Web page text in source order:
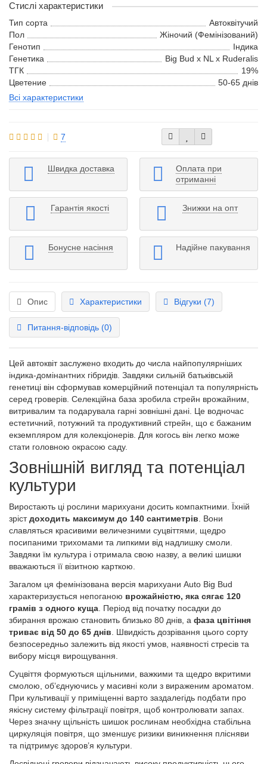
Стислі характеристики
Тип сорта
Автоквітучий
Пол
Жіночий (Фемінізований)
Генотип
Індика
Генетика
Big Bud x NL x Ruderalis
ТГК
19%
Цветение
50-65 днів
Всі характеристики
7
Швидка доставка
Оплата при
отриманні
Гарантія якості Знижки на опт
Бонусне насіння Надійне пакування
Опис Характеристики Відгуки (7)
Питання-відповідь (0)
Цей автоквіт заслужено входить до числа найпопулярніших
індика-домінантних гібридів. Завдяки сильній батьківській
генетиці він сформував комерційний потенціал та популярність
серед гроверів. Селекційна база зробила стрейн врожайним,
витривалим та подарувала гарні зовнішні дані. Це водночас
естетичний, потужний та продуктивний стрейн, що є бажаним
екземпляром для колекціонерів. Для когось він легко може
стати головною окрасою саду.
Зовнішній вигляд та потенціал
культури
Виростають ці рослини марихуани досить компактними. Їхній
зрістдоходить максимум до 140 сантиметрів . Вони
славляться красивими величезними суцвіттями, щедро
посипаними трихомами та липкими від надлишку смоли.
Завдяки їм культура і отримала свою назву, а великі шишки
вважаються її візитною карткою.
Загалом ця фемінізована версія марихуани Auto Big Bud
характеризується непоганою врожайністю, яка сягає 120
грамів з одного куща . Період від початку посадки до
збирання врожаю становить близько 80 днів, а фаза цвітіння
триває від 50 до 65 днів . Швидкість дозрівання цього сорту
безпосередньо залежить від якості умов, наявності стресів та
вибору місця вирощування.
Суцвіття формуються щільними, важкими та щедро вкритими
смолою, об’єднуючись у масивні коли з вираженим ароматом.
При культивації у приміщенні варто заздалегідь подбати про
якісну систему фільтрації повітря, щоб контролювати запах.
Через значну щільність шишок рослинам необхідна стабільна
циркуляція повітря, що зменшує ризики виникнення плісняви
та підтримує здоров’я культури.